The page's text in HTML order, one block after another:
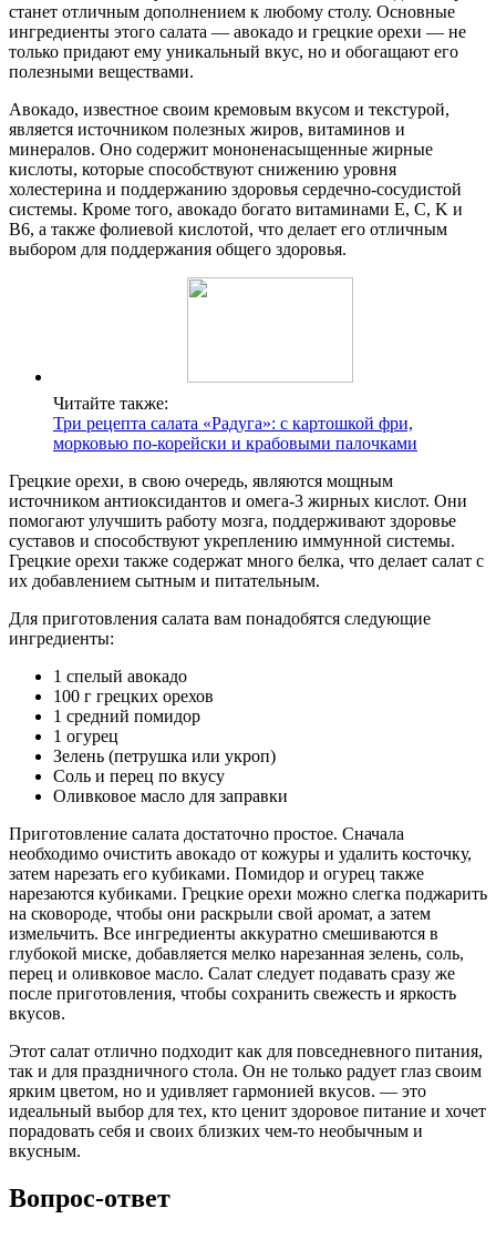
станет отличным дополнением к любому столу. Основные
ингредиенты этого салата — авокадо и грецкие орехи — не
только придают ему уникальный вкус, но и обогащают его
полезными веществами.
Авокадо, известное своим кремовым вкусом и текстурой,
является источником полезных жиров, витаминов и
минералов. Оно содержит мононенасыщенные жирные
кислоты, которые способствуют снижению уровня
холестерина и поддержанию здоровья сердечно-сосудистой
системы. Кроме того, авокадо богато витаминами E, C, K и
B6, а также фолиевой кислотой, что делает его отличным
выбором для поддержания общего здоровья.
Читайте также:
Три рецепта салата «Радуга»: с картошкой фри,
морковью по-корейски и крабовыми палочками
Грецкие орехи, в свою очередь, являются мощным
источником антиоксидантов и омега-3 жирных кислот. Они
помогают улучшить работу мозга, поддерживают здоровье
суставов и способствуют укреплению иммунной системы.
Грецкие орехи также содержат много белка, что делает салат с
их добавлением сытным и питательным.
Для приготовления салата вам понадобятся следующие
ингредиенты:
1 спелый авокадо
100 г грецких орехов
1 средний помидор
1 огурец
Зелень (петрушка или укроп)
Соль и перец по вкусу
Оливковое масло для заправки
Приготовление салата достаточно простое. Сначала
необходимо очистить авокадо от кожуры и удалить косточку,
затем нарезать его кубиками. Помидор и огурец также
нарезаются кубиками. Грецкие орехи можно слегка поджарить
на сковороде, чтобы они раскрыли свой аромат, а затем
измельчить. Все ингредиенты аккуратно смешиваются в
глубокой миске, добавляется мелко нарезанная зелень, соль,
перец и оливковое масло. Салат следует подавать сразу же
после приготовления, чтобы сохранить свежесть и яркость
вкусов.
Этот салат отлично подходит как для повседневного питания,
так и для праздничного стола. Он не только радует глаз своим
ярким цветом, но и удивляет гармонией вкусов. — это
идеальный выбор для тех, кто ценит здоровое питание и хочет
порадовать себя и своих близких чем-то необычным и
вкусным.
Вопрос-ответ